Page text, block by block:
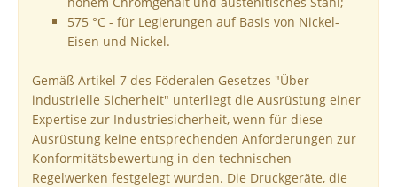
575 °C - für Legierungen auf Basis von Nickel-
Eisen und Nickel.
Gemäß Artikel 7 des Föderalen Gesetzes "Über
industrielle Sicherheit" unterliegt die Ausrüstung einer
Expertise zur Industriesicherheit, wenn für diese
Ausrüstung keine entsprechenden Anforderungen zur
Konformitätsbewertung in den technischen
Regelwerken festgelegt wurden. Die Druckgeräte, die